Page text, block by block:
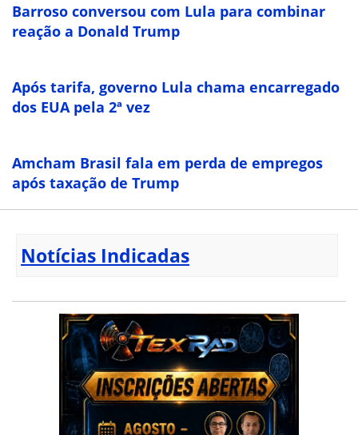
Barroso conversou com Lula para combinar
reação a Donald Trump
Após tarifa, governo Lula chama encarregado
dos EUA pela 2ª vez
Amcham Brasil fala em perda de empregos
após taxação de Trump
Notícias Indicadas